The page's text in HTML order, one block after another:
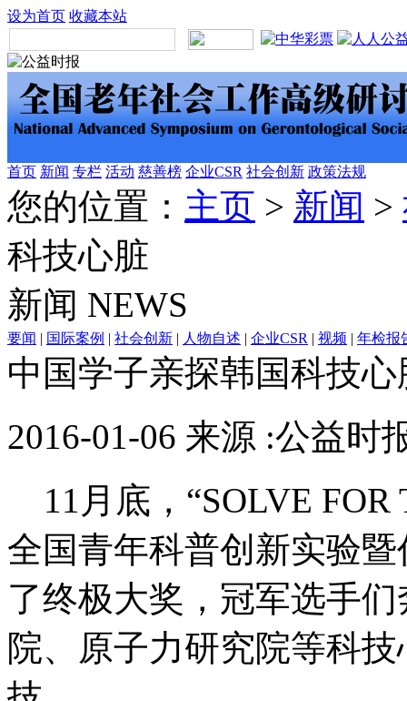
设为首页 收藏本站
首页 新闻 专栏 活动 慈善榜 企业CSR 社会创新 政策法规
您的位置： 主页 > 新闻 >
科技心脏
新闻 NEWS
要闻 | 国际案例 | 社会创新 | 人物自述 | 企业CSR | 视频 | 年检报
中国学子亲探韩国科技心
2016-01-06 来源 :公益时
11月底，“SOLVE FOR
全国青年科普创新实验
了终极大奖，冠军选手
院、原子力研究院等科